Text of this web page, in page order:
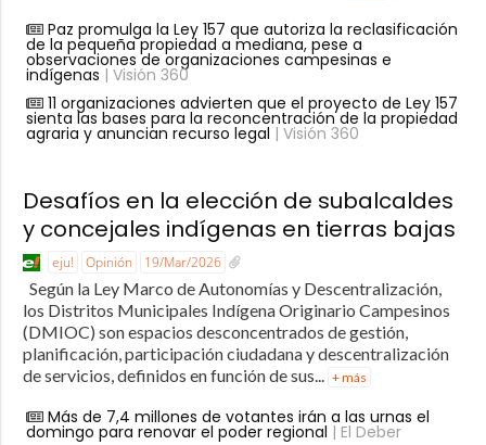
Paz promulga la Ley 157 que autoriza la reclasificación
de la pequeña propiedad a mediana, pese a
observaciones de organizaciones campesinas e
indígenas | Visión 360
11 organizaciones advierten que el proyecto de Ley 157
sienta las bases para la reconcentración de la propiedad
agraria y anuncian recurso legal | Visión 360
Desafíos en la elección de subalcaldes
y concejales indígenas en tierras bajas
eju! Opinión 19/Mar/2026
Según la Ley Marco de Autonomías y Descentralización,
los Distritos Municipales Indígena Originario Campesinos
(DMIOC) son espacios desconcentrados de gestión,
planificación, participación ciudadana y descentralización
de servicios, definidos en función de sus... + más
Más de 7,4 millones de votantes irán a las urnas el
domingo para renovar el poder regional | El Deber